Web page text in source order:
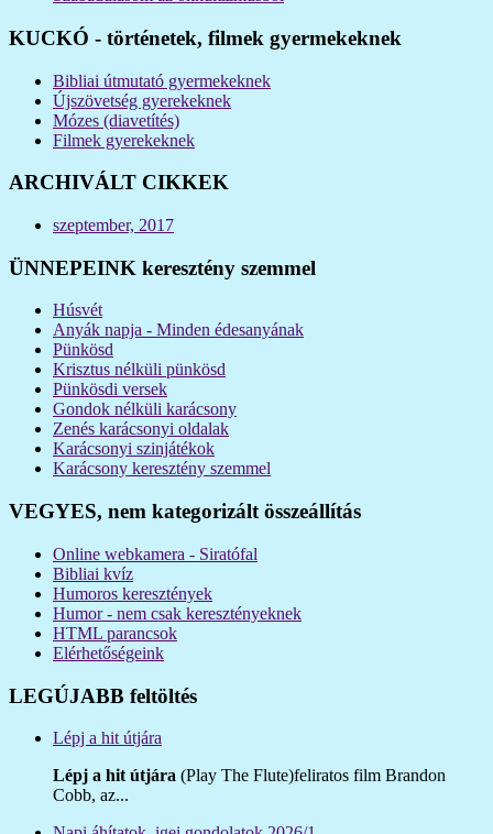
KUCKÓ - történetek, filmek gyermekeknek
Bibliai útmutató gyermekeknek
Újszövetség gyerekeknek
Mózes (diavetítés)
Filmek gyerekeknek
ARCHIVÁLT CIKKEK
szeptember, 2017
ÜNNEPEINK keresztény szemmel
Húsvét
Anyák napja - Minden édesanyának
Pünkösd
Krisztus nélküli pünkösd
Pünkösdi versek
Gondok nélküli karácsony
Zenés karácsonyi oldalak
Karácsonyi szinjátékok
Karácsony keresztény szemmel
VEGYES, nem kategorizált összeállítás
Online webkamera - Siratófal
Bibliai kvíz
Humoros keresztények
Humor - nem csak keresztényeknek
HTML parancsok
Elérhetőségeink
LEGÚJABB feltöltés
Lépj a hit útjára
Lépj a hit útjára (Play The Flute)feliratos film Brandon
Cobb, az...